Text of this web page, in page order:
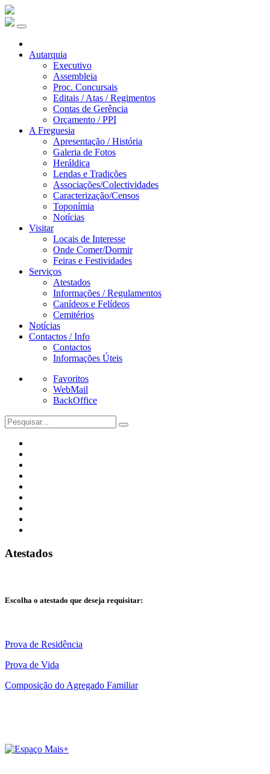
Autarquia
Executivo
Assembleia
Proc. Concursais
Editais / Atas / Regimentos
Contas de Gerência
Orçamento / PPI
A Freguesia
Apresentação / História
Galeria de Fotos
Heráldica
Lendas e Tradições
Associações/Colectividades
Caracterização/Censos
Toponímia
Notícias
Visitar
Locais de Interesse
Onde Comer/Dormir
Feiras e Festividades
Serviços
Atestados
Informações / Regulamentos
Canídeos e Felídeos
Cemitérios
Notícias
Contactos / Info
Contactos
Informações Úteis
Favoritos
WebMail
BackOffice
Atestados
Escolha o atestado que deseja requisitar:
Prova de Residência
Prova de Vida
Composição do Agregado Familiar